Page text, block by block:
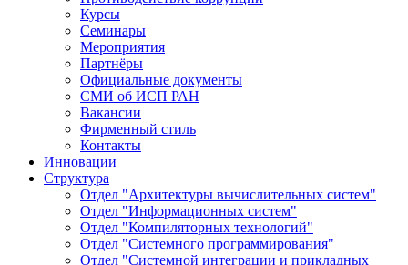
Курсы
Семинары
Мероприятия
Партнёры
Официальные документы
СМИ об ИСП РАН
Вакансии
Фирменный стиль
Контакты
Инновации
Структура
Отдел "Архитектуры вычислительных систем"
Отдел "Информационных систем"
Отдел "Компиляторных технологий"
Отдел "Системного программирования"
Отдел "Системной интеграции и прикладных